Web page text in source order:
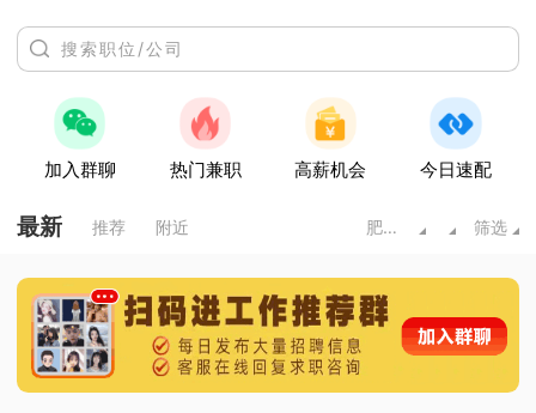
加入群聊 热门兼职 高薪机会 今日速配
最新 推荐 附近 肥城市 筛选